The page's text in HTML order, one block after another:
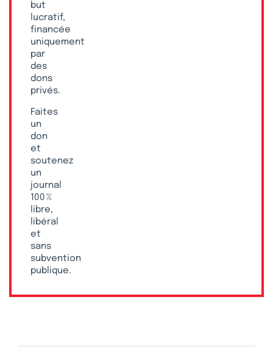
but
lucratif,
financée
uniquement
par
des
dons
privés.
Faites
un
don
et
soutenez
un
journal
100 %
libre,
libéral
et
sans
subvention
publique.